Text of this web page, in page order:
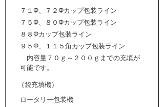
７１Φ、７２Φカップ包装ライン
７５Φ、８０Φカップ包装ライン
８８Φカップ包装ライン
９５Φ、１１５角カップ包装ライン
内容量７０ｇ～２００ｇまでの充填が
可能です。
（袋充填機）
ロータリー包装機